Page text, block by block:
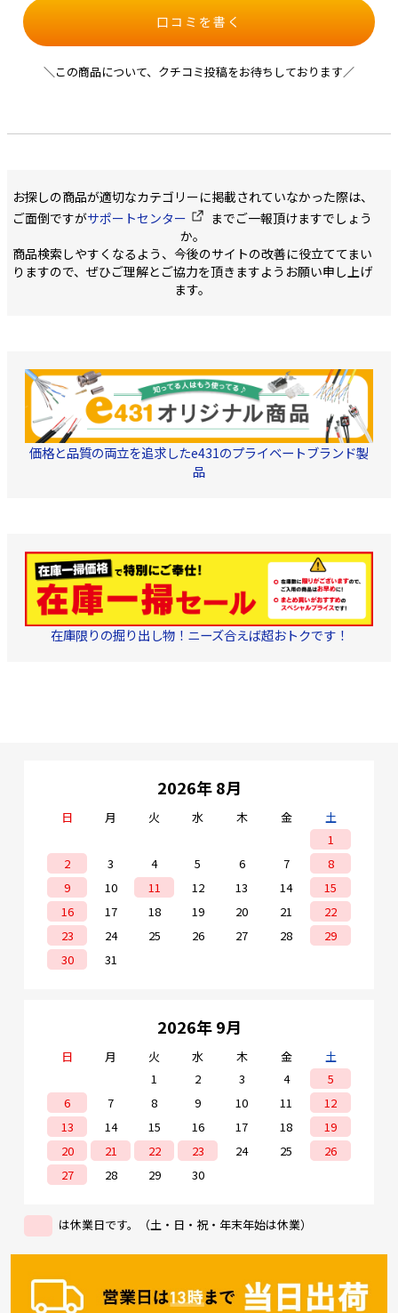
口コミを書く
＼この商品について、クチコミ投稿をお待ちしております／
お探しの商品が適切なカテゴリーに掲載されていなかった際は、
ご面倒ですがサポートセンター
までご一報頂けますでしょう
か。
商品検索しやすくなるよう、今後のサイトの改善に役立ててまい
りますので、ぜひご理解とご協力を頂きますようお願い申し上げ
ます。
価格と品質の両立を追求したe431のプライベートブランド製
品
在庫限りの掘り出し物！ニーズ合えば超おトクです！
2026年 8月
日 月 火 水 木 金
土
1
2
3 4 5 6 7
8
9
10 11 12 13 14
15
16
17 18 19 20 21
22
23
24 25 26 27 28
29
30
31
2026年 9月
日 月 火 水 木 金
土
1
2 3 4
5
6
7 8 9 10 11
12
13
14 15 16 17 18
19
20
21 22 23 24 25
26
27
28 29 30
は休業日です。（土・日・祝・年末年始は休業）